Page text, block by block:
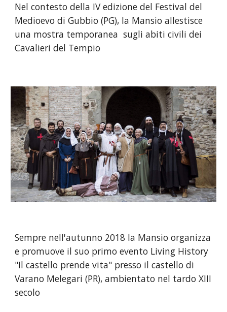
Nel contesto della IV edizione del Festival del
Medioevo di Gubbio (PG), la Mansio allestisce
una mostra temporanea sugli abiti civili dei
Cavalieri del Tempio
Sempre nell'autunno 2018 la Mansio organizza
e promuove il suo primo evento Living History
"Il castello prende vita" presso il castello di
Varano Melegari (PR), ambientato nel tardo XIII
secolo